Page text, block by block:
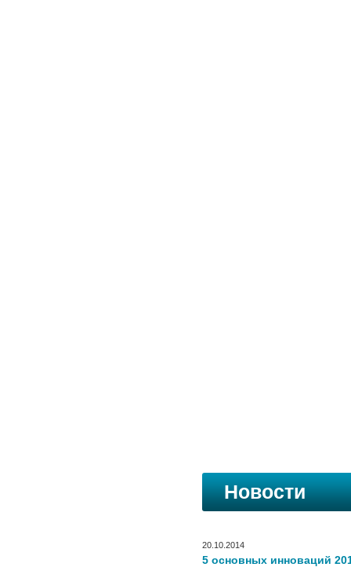
Новости
20.10.2014
5 основных инноваций